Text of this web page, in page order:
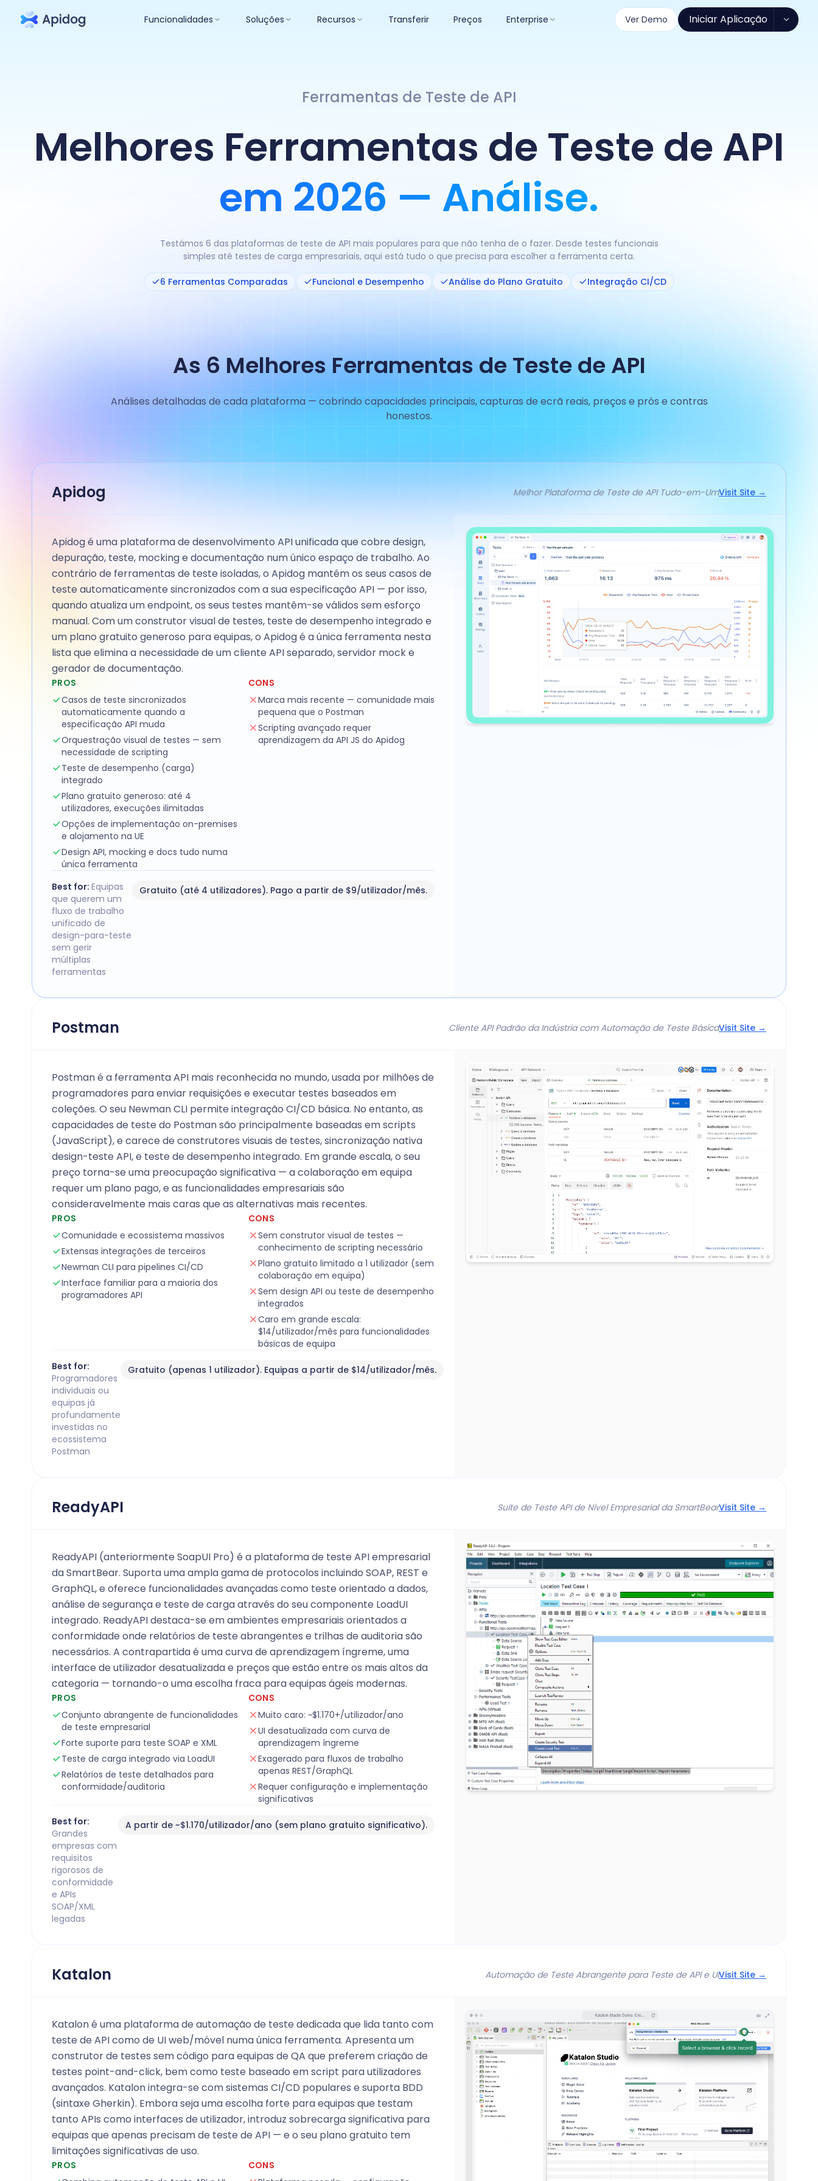
Funcionalidades Soluções Recursos Transferir Preços Enterprise Ver Demo Iniciar Aplicação
Ferramentas de Teste de API
Melhores Ferramentas de Teste de API
em 2026 — Análise.
Testámos 6 das plataformas de teste de API mais populares para que não tenha de o fazer. Desde testes funcionais
simples até testes de carga empresariais, aqui está tudo o que precisa para escolher a ferramenta certa.
6 Ferramentas Comparadas Funcional e Desempenho Análise do Plano Gratuito Integração CI/CD
As 6 Melhores Ferramentas de Teste de API
Análises detalhadas de cada plataforma — cobrindo capacidades principais, capturas de ecrã reais, preços e prós e contras
honestos.
Apidog Melhor Plataforma de Teste de API Tudo-em-UmVisit Site →
Apidog é uma plataforma de desenvolvimento API unificada que cobre design,
depuração, teste, mocking e documentação num único espaço de trabalho. Ao
contrário de ferramentas de teste isoladas, o Apidog mantém os seus casos de
teste automaticamente sincronizados com a sua especificação API — por isso,
quando atualiza um endpoint, os seus testes mantêm-se válidos sem esforço
manual. Com um construtor visual de testes, teste de desempenho integrado e
um plano gratuito generoso para equipas, o Apidog é a única ferramenta nesta
lista que elimina a necessidade de um cliente API separado, servidor mock e
gerador de documentação.
PROS
Casos de teste sincronizados
automaticamente quando a
especificação API muda
Orquestração visual de testes — sem
necessidade de scripting
Teste de desempenho (carga)
integrado
Plano gratuito generoso: até 4
utilizadores, execuções ilimitadas
Opções de implementação on-premises
e alojamento na UE
Design API, mocking e docs tudo numa
única ferramenta
CONS
Marca mais recente — comunidade mais
pequena que o Postman
Scripting avançado requer
aprendizagem da API JS do Apidog
Best for: Equipas
que querem um
fluxo de trabalho
unificado de
design-para-teste
sem gerir
múltiplas
ferramentas
Gratuito (até 4 utilizadores). Pago a partir de $9/utilizador/mês.
Postman Cliente API Padrão da Indústria com Automação de Teste BásicaVisit Site →
Postman é a ferramenta API mais reconhecida no mundo, usada por milhões de
programadores para enviar requisições e executar testes baseados em
coleções. O seu Newman CLI permite integração CI/CD básica. No entanto, as
capacidades de teste do Postman são principalmente baseadas em scripts
(JavaScript), e carece de construtores visuais de testes, sincronização nativa
design-teste API, e teste de desempenho integrado. Em grande escala, o seu
preço torna-se uma preocupação significativa — a colaboração em equipa
requer um plano pago, e as funcionalidades empresariais são
consideravelmente mais caras que as alternativas mais recentes.
PROS
Comunidade e ecossistema massivos
Extensas integrações de terceiros
Newman CLI para pipelines CI/CD
Interface familiar para a maioria dos
programadores API
CONS
Sem construtor visual de testes —
conhecimento de scripting necessário
Plano gratuito limitado a 1 utilizador (sem
colaboração em equipa)
Sem design API ou teste de desempenho
integrados
Caro em grande escala:
$14/utilizador/mês para funcionalidades
básicas de equipa
Best for:
Programadores
individuais ou
equipas já
profundamente
investidas no
ecossistema
Postman
Gratuito (apenas 1 utilizador). Equipas a partir de $14/utilizador/mês.
ReadyAPI Suite de Teste API de Nível Empresarial da SmartBearVisit Site →
ReadyAPI (anteriormente SoapUI Pro) é a plataforma de teste API empresarial
da SmartBear. Suporta uma ampla gama de protocolos incluindo SOAP, REST e
GraphQL, e oferece funcionalidades avançadas como teste orientado a dados,
análise de segurança e teste de carga através do seu componente LoadUI
integrado. ReadyAPI destaca-se em ambientes empresariais orientados a
conformidade onde relatórios de teste abrangentes e trilhas de auditoria são
necessários. A contrapartida é uma curva de aprendizagem íngreme, uma
interface de utilizador desatualizada e preços que estão entre os mais altos da
categoria — tornando-o uma escolha fraca para equipas ágeis modernas.
PROS
Conjunto abrangente de funcionalidades
de teste empresarial
Forte suporte para teste SOAP e XML
Teste de carga integrado via LoadUI
Relatórios de teste detalhados para
conformidade/auditoria
CONS
Muito caro: ~$1.170+/utilizador/ano
UI desatualizada com curva de
aprendizagem íngreme
Exagerado para fluxos de trabalho
apenas REST/GraphQL
Requer configuração e implementação
significativas
Best for:
Grandes
empresas com
requisitos
rigorosos de
conformidade
e APIs
SOAP/XML
legadas
A partir de ~$1.170/utilizador/ano (sem plano gratuito significativo).
Katalon Automação de Teste Abrangente para Teste de API e UIVisit Site →
Katalon é uma plataforma de automação de teste dedicada que lida tanto com
teste de API como de UI web/móvel numa única ferramenta. Apresenta um
construtor de testes sem código para equipas de QA que preferem criação de
testes point-and-click, bem como teste baseado em script para utilizadores
avançados. Katalon integra-se com sistemas CI/CD populares e suporta BDD
(sintaxe Gherkin). Embora seja uma escolha forte para equipas que testam
tanto APIs como interfaces de utilizador, introduz sobrecarga significativa para
equipas que apenas precisam de teste de API — e o seu plano gratuito tem
limitações significativas de uso.
PROS
CONS